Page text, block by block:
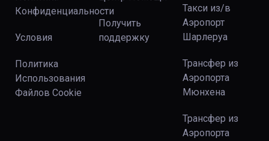
Конфиденциальности
Условия
Политика
Использования
Файлов Сookie
Получить
поддержку
Такси из/в
Аэропорт
Шарлеруа
Трансфер из
Аэропорта
Мюнхена
Трансфер из
Аэропорта